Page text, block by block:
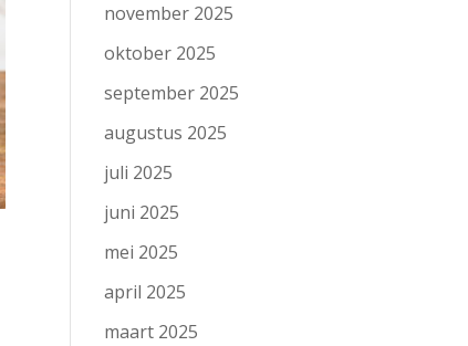
november 2025
oktober 2025
september 2025
augustus 2025
juli 2025
juni 2025
mei 2025
april 2025
maart 2025